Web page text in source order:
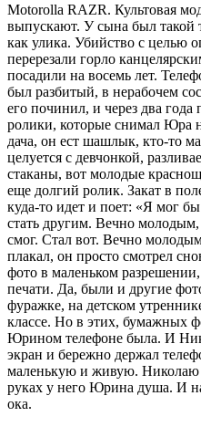
Motorolla RAZR. Культовая
выпускают. У сына был такой
как улика. Убийство с целью
перерезали горло
посадили на восемь лет.
был разбитый, в нерабочем
его починил, и через два
ролики, которые снимал Юра
дача, он ест шашлык, кто-то
целуется с девчонкой,
стаканы, вот молодые
еще долгий ролик. Закат в
куда-то идет и поет: «Я мог
стать другим. Вечно
смог. Стал вот. Вечно
плакал, он просто смотрел
фото в маленьком
печати. Да, были и другие
фуражке, на детском
классе. Но в этих, бумажных
Юрином телефоне была. И
экран и бережно держал
маленькую и живую. Николаю
руках у него Юрина душа. И
ока.